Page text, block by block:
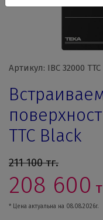
Артикул: IBC 32000 TTC
TTC Black
211 100тг.
208 600
* Цена актуальна на 08.08.2026г.